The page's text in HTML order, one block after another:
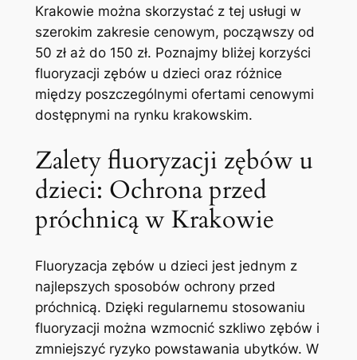
Krakowie można skorzystać z tej usługi w
szerokim⁤ zakresie cenowym, począwszy od
50 zł aż do 150⁣ zł. Poznajmy bliżej korzyści
fluoryzacji zębów ‍u dzieci ​oraz różnice
między poszczególnymi ⁢ofertami cenowymi
dostępnymi⁣ na rynku krakowskim.
Zalety⁣ fluoryzacji zębów u
dzieci: ⁤Ochrona przed
⁢próchnicą w Krakowie
Fluoryzacja zębów ‌u dzieci jest jednym z
najlepszych sposobów ochrony przed
próchnicą. Dzięki regularnemu stosowaniu
fluoryzacji można‌ wzmocnić szkliwo zębów i
zmniejszyć ryzyko powstawania ‍ubytków. W